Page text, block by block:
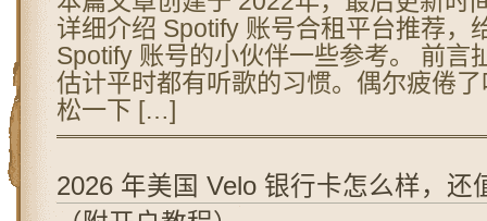
详细介绍 Spotify 账号合租平台推荐，
Spotify 账号的小伙伴一些参考。 前言
估计平时都有听歌的习惯。偶尔疲倦
松一下 […]
2026 年美国 Velo 银行卡怎么样，还